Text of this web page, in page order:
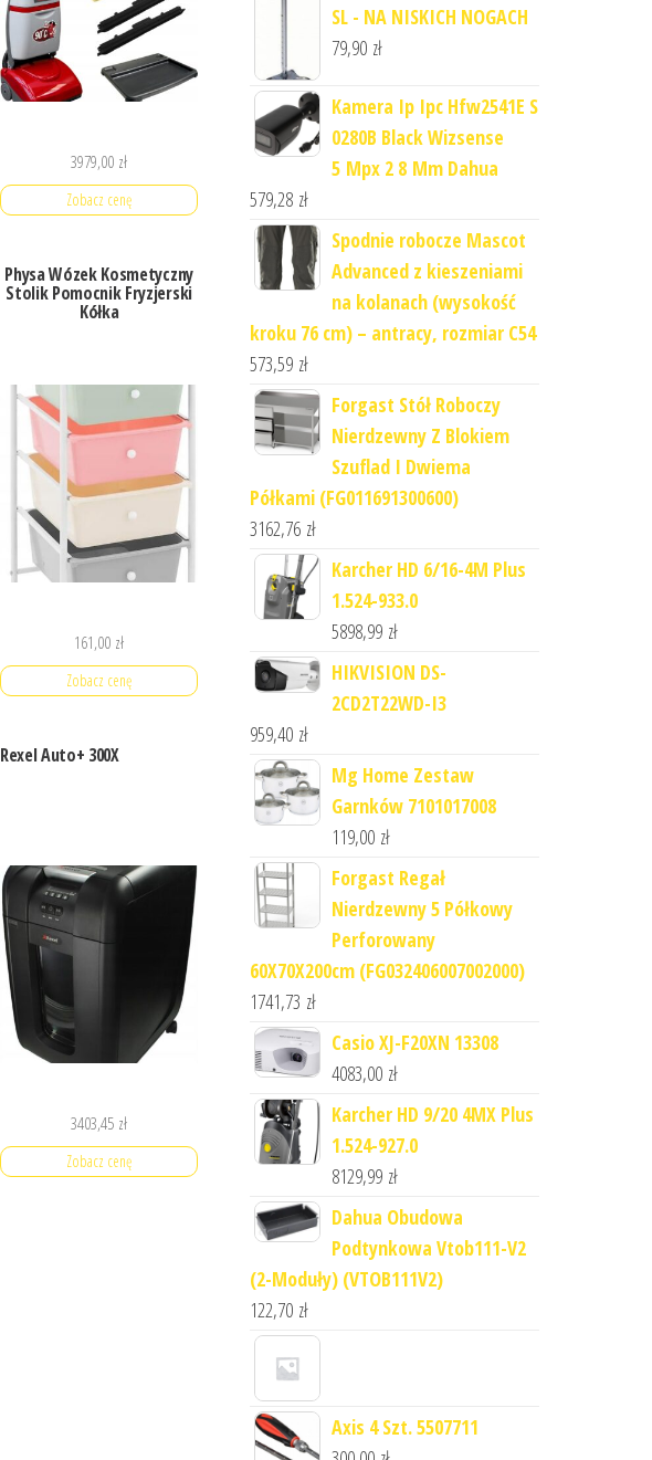
3979,00 zł
Zobacz cenę
Physa Wózek Kosmetyczny
Stolik Pomocnik Fryzjerski
Kółka
161,00 zł
Zobacz cenę
Rexel Auto+ 300X
3403,45 zł
Zobacz cenę
SL - NA NISKICH NOGACH
79,90 zł
Kamera Ip Ipc Hfw2541E S
0280B Black Wizsense
5 Mpx 2 8 Mm Dahua
579,28 zł
Spodnie robocze Mascot
Advanced z kieszeniami
na kolanach (wysokość
kroku 76 cm) – antracy, rozmiar C54
573,59 zł
Forgast Stół Roboczy
Nierdzewny Z Blokiem
Szuflad I Dwiema
Półkami (FG011691300600)
3162,76 zł
Karcher HD 6/16-4M Plus
1.524-933.0
5898,99 zł
HIKVISION DS-
2CD2T22WD-I3
959,40 zł
Mg Home Zestaw
Garnków 7101017008
119,00 zł
Forgast Regał
Nierdzewny 5 Półkowy
Perforowany
60X70X200cm (FG032406007002000)
1741,73 zł
Casio XJ-F20XN 13308
4083,00 zł
Karcher HD 9/20 4MX Plus
1.524-927.0
8129,99 zł
Dahua Obudowa
Podtynkowa Vtob111-V2
(2-Moduły) (VTOB111V2)
122,70 zł
Axis 4 Szt. 5507711